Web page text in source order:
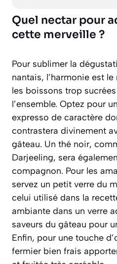
Quel nectar pour
cette merveille ?
Pour sublimer la
nantais, l’harmonie est
les boissons trop
l’ensemble. Optez pour
expresso de caractère
contrastera divinement
gâteau. Un thé noir,
Darjeeling, sera
compagnon. Pour les
servez un petit verre du
celui utilisé dans la
ambiante dans un verre
saveurs du gâteau pour
Enfin, pour une touche
fermier bien frais